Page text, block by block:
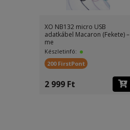
XO NB132 micro USB
adatkábel Macaron (Fekete) –
me
Készletinfó:
200 FirstPont
2 999 Ft